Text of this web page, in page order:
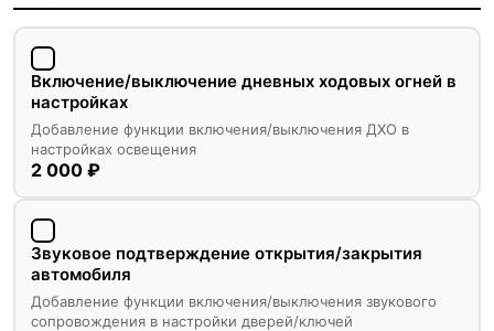
Включение/выключение дневных ходовых огней в
настройках
Добавление функции включения/выключения ДХО в
настройках освещения
2 000 ₽
Звуковое подтверждение открытия/закрытия
автомобиля
Добавление функции включения/выключения звукового
сопровождения в настройки дверей/ключей